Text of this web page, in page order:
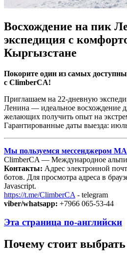
Восхождение на пик
экспедиция с
Кыргызстане
Покорите один из самых
с ClimberCA!
Приглашаем на 22‑дневную
Ленина — идеальное восхождение
желающих получить опыт на
Гарантированные даты выезда:
Мы пользуемся мессенджером
ClimberCA — Международное
Контакты: Адрес электронной
ботов. Для просмотра адреса в
Javascript.
https://t.me/ClimberCA - telegram
viber/whatsapp: +7966 065-53-44
Эта страница по-английски
Почему стоит выбрать